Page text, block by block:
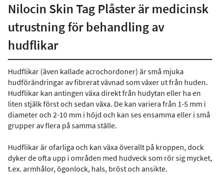
Nilocin Skin Tag Plåster är medicinsk
utrustning för behandling av
hudflikar
Hudflikar (även kallade acrochordoner) är små mjuka
hudförändringar av fibrerat vävnad som växer ut från huden.
Hudflikar kan antingen växa direkt från hudytan eller ha en
liten stjälk först och sedan växa. De kan variera från 1-5 mm i
diameter och 2-10 mm i höjd och kan ses ensamma eller i små
grupper av flera på samma ställe.
Hudflikar är ofarliga och kan växa överallt på kroppen, dock
dyker de ofta upp i områden med hudveck som rör sig mycket,
t.ex. armhålor, ögonlock, hals, bröst och ansikte.